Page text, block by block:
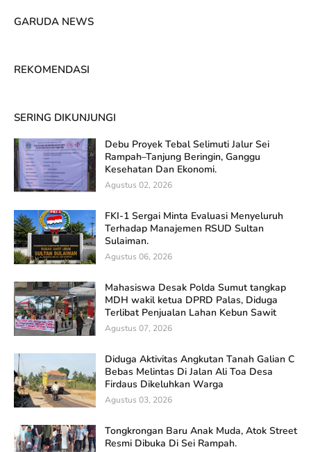
GARUDA NEWS
REKOMENDASI
SERING DIKUNJUNGI
Debu Proyek Tebal Selimuti Jalur Sei
Rampah–Tanjung Beringin, Ganggu
Kesehatan Dan Ekonomi.
Agustus 02, 2026
FKI-1 Sergai Minta Evaluasi Menyeluruh
Terhadap Manajemen RSUD Sultan
Sulaiman.
Agustus 06, 2026
Mahasiswa Desak Polda Sumut tangkap
MDH wakil ketua DPRD Palas, Diduga
Terlibat Penjualan Lahan Kebun Sawit
Agustus 07, 2026
Diduga Aktivitas Angkutan Tanah Galian C
Bebas Melintas Di Jalan Ali Toa Desa
Firdaus Dikeluhkan Warga
Agustus 03, 2026
Tongkrongan Baru Anak Muda, Atok Street
Resmi Dibuka Di Sei Rampah.